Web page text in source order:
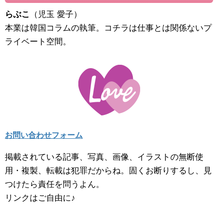
らぶこ
（児玉 愛子）
本業は韓国コラムの執筆。コチラは仕事とは関係ないプ
ライベート空間。
お問い合わせフォーム
掲載されている記事、写真、画像、イラストの無断使
用・複製、転載は犯罪だからね。固くお断りするし、見
つけたら責任を問うよん。
リンクはご自由に♪